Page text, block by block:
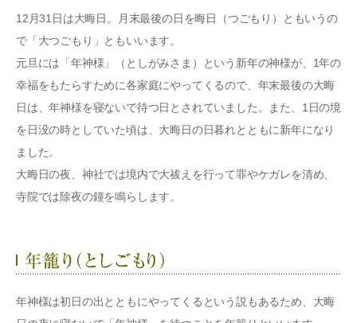
12月31日は大晦日。月末最後の日を晦日（つごもり）ともいうの
で「大つごもり」ともいいます。
元旦には「年神様」（としがみさま）という新年の神様が、1年の
幸福をもたらすために各家庭にやってくるので、年末最後の大晦
日は、年神様を寝ないで待つ日とされていました。また、1日の境
を日没の時としていた頃は、大晦日の日暮れとともに新年になり
ました。
大晦日の夜、神社では境内で大祓えを行って罪やケガレを清め、
寺院では除夜の鐘を鳴らします。
年神様は初日の出とともにやってくるという説もあるため、大晦